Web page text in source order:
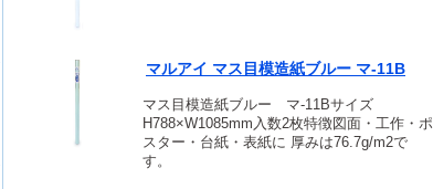
マルアイ マス目模造紙ブルー マ-11B
マス目模造紙ブルー マ-11Bサイズ
H788×W1085mm入数2枚特徴図面・工作・ポ
スター・台紙・表紙に 厚みは76.7g/m2で
す。